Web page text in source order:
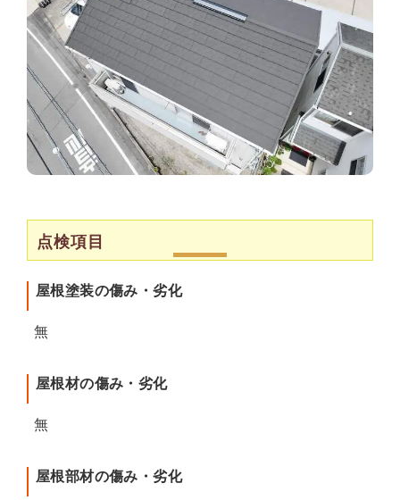
点検項目
屋根塗装の傷み・劣化
無
屋根材の傷み・劣化
無
屋根部材の傷み・劣化